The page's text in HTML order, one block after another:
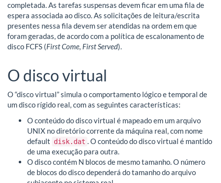
completada. As tarefas suspensas devem ficar em uma fila de
espera associada ao disco. As solicitações de leitura/escrita
presentes nessa fila devem ser atendidas na ordem em que
foram geradas, de acordo com a política de escalonamento de
disco FCFS (First Come, First Served).
O disco virtual
O “disco virtual” simula o comportamento lógico e temporal de
um disco rígido real, com as seguintes características:
O conteúdo do disco virtual é mapeado em um arquivo
UNIX no diretório corrente da máquina real, com nome
default disk.dat . O conteúdo do disco virtual é mantido
de uma execução para outra.
O disco contém N blocos de mesmo tamanho. O número
de blocos do disco dependerá do tamanho do arquivo